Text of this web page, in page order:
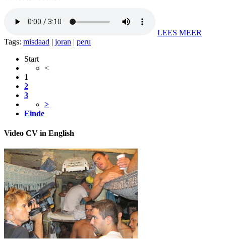
LEES MEER
Tags: misdaad | joran | peru
Start
<
1
2
3
>
Einde
Video CV in English